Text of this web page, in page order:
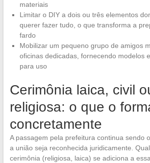
materiais
Limitar o DIY a dois ou três elementos
querer fazer tudo, o que transforma a
fardo
Mobilizar um pequeno grupo de amigos
oficinas dedicadas, fornecendo modelos
para uso
Cerimônia laica, civil
religiosa: o que o
concretamente
A passagem pela prefeitura continua sendo
a união seja reconhecida juridicamente.
cerimônia (religiosa, laica) se adiciona a